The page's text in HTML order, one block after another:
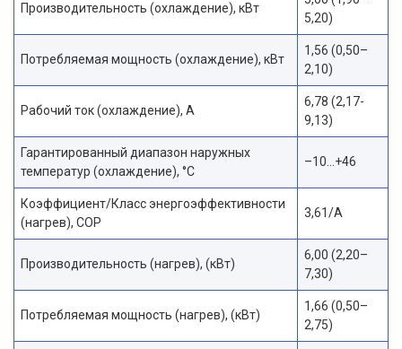
Производительность (охлаждение), кВт
5,20)
Потребляемая мощность (охлаждение), кВт
1,56 (0,50–
2,10)
Рабочий ток (охлаждение), А
6,78 (2,17-
9,13)
Гарантированный диапазон наружных
температур (охлаждение), °С
–10…+46
Коэффициент/Класс энергоэффективности
(нагрев), COP
3,61/A
Производительность (нагрев), (кВт)
6,00 (2,20–
7,30)
Потребляемая мощность (нагрев), (кВт)
1,66 (0,50–
2,75)